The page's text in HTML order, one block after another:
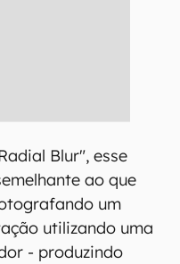
Blur", esse
ao que
um
utilizando uma
- produzindo